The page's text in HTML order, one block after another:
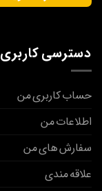
دسترسی کاربری
حساب کاربری من
اطلاعات من
سفارش های من
علاقه مندی